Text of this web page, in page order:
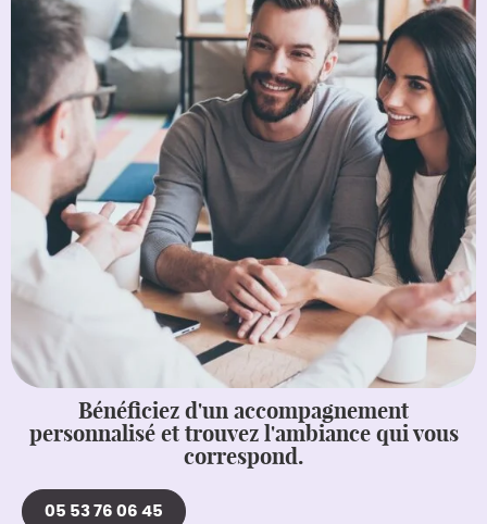
Bénéficiez d'un accompagnement
personnalisé et trouvez l'ambiance qui vous
correspond.
05 53 76 06 45